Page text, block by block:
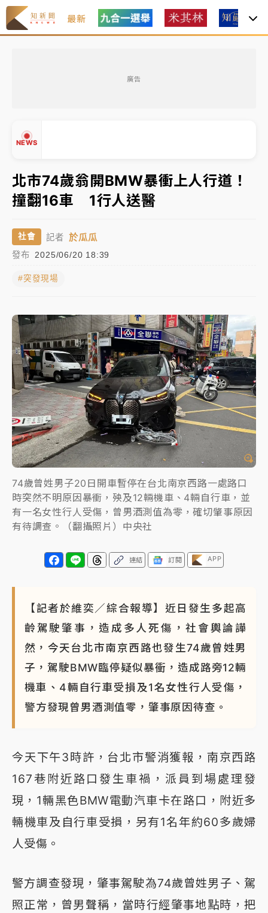
最新
廣告
NEWS
有片｜
連根拔起
中颱白海豚風雨來了！中部以北防豪雨 今晚、明天影
響最劇烈
白海豚逼近！北市水門只出不進 未移置車輛最高罰
油價持續凍漲！ 中油宣布下周一汽柴油價格維持不變
有片｜ 白海豚暴風圈逼近！新北淡水赫見龍捲風 榕樹
連根拔起
中颱白海豚風雨來了！中部以北防豪雨 今晚、明天影
響最劇烈
白海豚逼近！北市水門只出不進 未移置車輛最高罰
4800＋拖吊費
北市74歲翁開BMW暴衝上人行道！
撞翻16車 1行人送醫
社會 記者 於瓜瓜
發布 2025/06/20 18:39
#突發現場
74歲曾姓男子20日開車暫停在台北南京西路一處路口
時突然不明原因暴衝，殃及12輛機車、4輛自行車，並
有一名女性行人受傷，曾男酒測值為零，確切肇事原因
有待調查。（翻攝照片）中央社
連結 訂閱 APP
【記者於維奕／綜合報導】近日發生多起高
齡駕駛肇事，造成多人死傷，社會輿論譁
然，今天台北市南京西路也發生74歲曾姓男
子，駕駛BMW臨停疑似暴衝，造成路旁12輛
機車、4輛自行車受損及1名女性行人受傷，
警方發現曾男酒測值零，肇事原因待查。
今天下午3時許，台北市警消獲報，南京西路
167巷附近路口發生車禍，派員到場處理發
現，1輛黑色BMW電動汽車卡在路口，附近多
輛機車及自行車受損，另有1名年約60多歲婦
人受傷。
警方調查發現，肇事駕駛為74歲曾姓男子、駕
照正常，曾男聲稱，當時行經肇事地點時，把